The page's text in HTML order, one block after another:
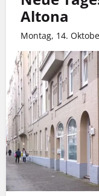
Altona
Montag, 14.